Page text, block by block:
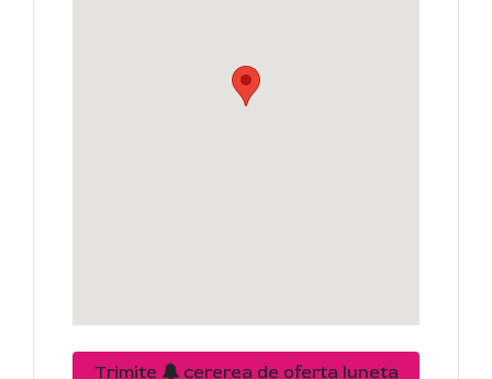
Trimite cererea de oferta luneta